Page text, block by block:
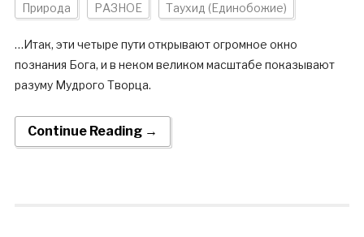
Природа РАЗНОЕ Таухид (Единобожие)
…Итак, эти четыре пути открывают огромное окно
познания Бога, и в неком великом масштабе показывают
разуму Мудрого Творца.
Continue Reading →